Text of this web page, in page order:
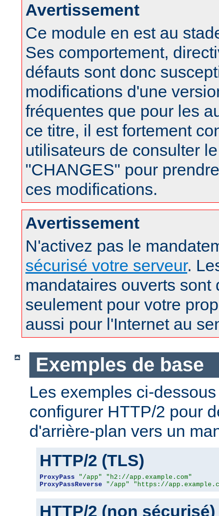
Avertissement
Ce module en est au
Ses comportement,
défauts sont donc
modifications d'une
fréquentes que pour les
ce titre, il est fortement
utilisateurs de consulter
"CHANGES" pour
ces modifications.
Avertissement
N'activez pas le
sécurisé votre serveur.
mandataires ouverts sont
seulement pour votre
aussi pour l'Internet au
Exemples de base
Les exemples ci-
configurer HTTP/2 pour
d'arrière-plan vers un
HTTP/2 (TLS)
ProxyPass "/app"
"h2://app.example.com"
ProxyPassReverse
"/app" "https://
HTTP/2 (non sécurisé)